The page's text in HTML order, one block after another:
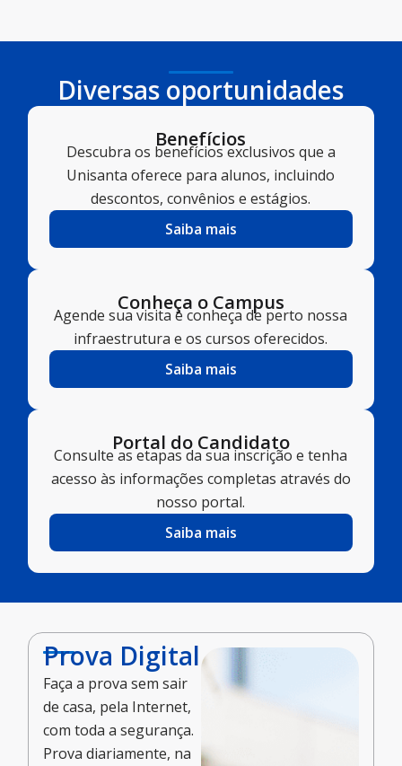
Diversas oportunidades
Benefícios
Descubra os benefícios exclusivos que a
Unisanta oferece para alunos, incluindo
descontos, convênios e estágios.
Saiba mais
Conheça o Campus
Agende sua visita e conheça de perto nossa
infraestrutura e os cursos oferecidos.
Saiba mais
Portal do Candidato
Consulte as etapas da sua inscrição e tenha
acesso às informações completas através do
nosso portal.
Saiba mais
Prova Digital
Faça a prova sem sair
de casa, pela Internet,
com toda a segurança.
Prova diariamente, na